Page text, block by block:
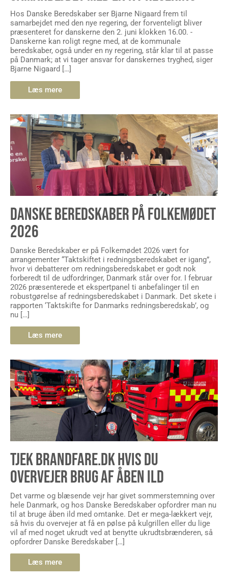
Hos Danske Beredskaber ser Bjarne Nigaard frem til
samarbejdet med den nye regering, der forventeligt bliver
præsenteret for danskerne den 2. juni klokken 16.00. -
Danskerne kan roligt regne med, at de kommunale
beredskaber, også under en ny regering, står klar til at passe
på Danmark; at vi tager ansvar for danskernes tryghed, siger
Bjarne Nigaard […]
Læs mere
DANSKE BEREDSKABER PÅ FOLKEMØDET
2026
Danske Beredskaber er på Folkemødet 2026 vært for
arrangementer “Taktskiftet i redningsberedskabet er igang”,
hvor vi debatterer om redningsberedskabet er godt nok
forberedt til de udfordringer, Danmark står over for. I februar
2026 præsenterede et ekspertpanel ti anbefalinger til en
robustgørelse af redningsberedskabet i Danmark. Det skete i
rapporten ‘Taktskifte for Danmarks redningsberedskab’, og
nu […]
Læs mere
TJEK BRANDFARE.DK HVIS DU
OVERVEJER BRUG AF ÅBEN ILD
Det varme og blæsende vejr har givet sommerstemning over
hele Danmark, og hos Danske Beredskaber opfordrer man nu
til at bruge åben ild med omtanke. Det er mega-lækkert vejr,
så hvis du overvejer at få en pølse på kulgrillen eller du lige
vil af med noget ukrudt ved at benytte ukrudtsbrænderen, så
opfordrer Danske Beredskaber […]
Læs mere